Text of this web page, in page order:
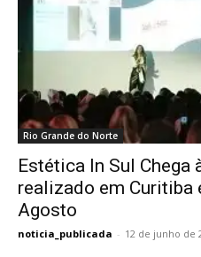
Rio Grande do Norte
Estética In Sul Chega
realizado em Curitiba
Agosto
noticia_publicada - 12 de junho de